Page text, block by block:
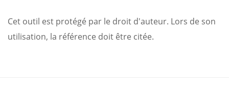
Cet outil est protégé par le droit d'auteur. Lors de son
utilisation, la référence doit être citée.